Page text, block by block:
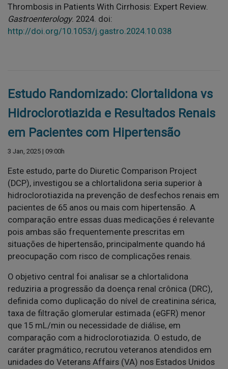
Thrombosis in Patients With Cirrhosis: Expert Review.
Gastroenterology. 2024. doi:
http://doi.org/10.1053/j.gastro.2024.10.038
Estudo Randomizado: Clortalidona vs
Hidroclorotiazida e Resultados Renais
em Pacientes com Hipertensão
3 Jan, 2025 | 09:00h
Este estudo, parte do Diuretic Comparison Project
(DCP), investigou se a chlortalidona seria superior à
hidroclorotiazida na prevenção de desfechos renais em
pacientes de 65 anos ou mais com hipertensão. A
comparação entre essas duas medicações é relevante
pois ambas são frequentemente prescritas em
situações de hipertensão, principalmente quando há
preocupação com risco de complicações renais.
O objetivo central foi analisar se a chlortalidona
reduziria a progressão da doença renal crônica (DRC),
definida como duplicação do nível de creatinina sérica,
taxa de filtração glomerular estimada (eGFR) menor
que 15 mL/min ou necessidade de diálise, em
comparação com a hidroclorotiazida. O estudo, de
caráter pragmático, recrutou veteranos atendidos em
unidades do Veterans Affairs (VA) nos Estados Unidos